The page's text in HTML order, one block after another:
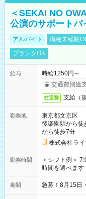
＜SEKAI NO
公演のサポートバ
アルバイト 職種未経験
ブランクOK
給与
時給1250円～
交通費別途
交通費 支給（
勤務地
東京都文京区
後楽園駅から徒
から徒歩7分
株式会社ラ
勤務時間
＜シフト例＞ 7:00～
時間を選べま
期間 急募！8月15日